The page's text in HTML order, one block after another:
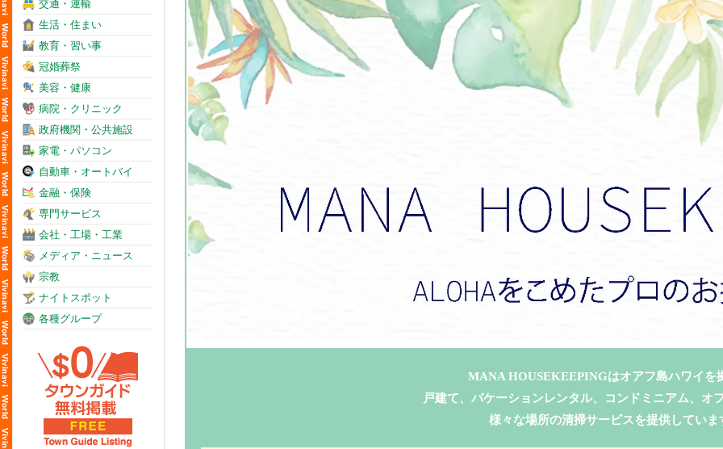
交通・運輸
生活・住まい
教育・習い事
冠婚葬祭
美容・健康
病院・クリニック
政府機関・公共施設
家電・パソコン
自動車・オートバイ
金融・保険
専門サービス
会社・工場・工業
メディア・ニュース
宗教
ナイトスポット
各種グループ
MANA HOUSEKEEPINGはオアフ島ハワイを
戸建て、バケーションレンタル、コンドミニアム、オ
様々な場所の清掃サービスを提供していま